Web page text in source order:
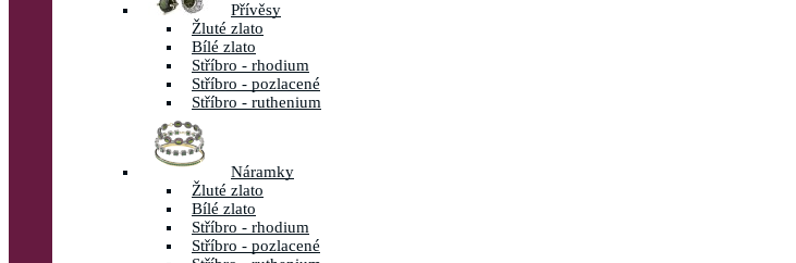
Přívěsy
Žluté zlato
Bílé zlato
Stříbro - rhodium
Stříbro - pozlacené
Stříbro - ruthenium
Náramky
Žluté zlato
Bílé zlato
Stříbro - rhodium
Stříbro - pozlacené